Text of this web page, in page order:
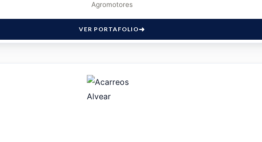
Agromotores
VER PORTAFOLIO